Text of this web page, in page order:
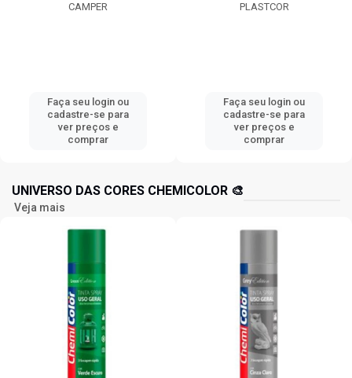
CAMPER
Faça seu login ou
cadastre-se para
ver preços e
comprar
PLASTCOR
Faça seu login ou
cadastre-se para
ver preços e
comprar
UNIVERSO DAS CORES CHEMICOLOR 🎨
Veja mais